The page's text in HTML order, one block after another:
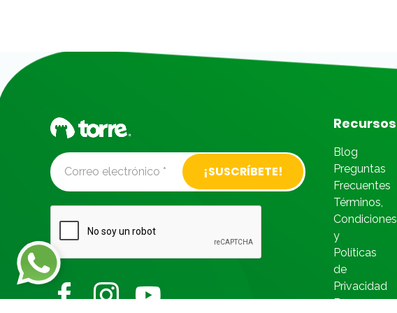
Alternative:
Recursos
Blog
Preguntas
Frecuentes
Términos,
Condiciones
y
Políticas
de
Privacidad
Bases